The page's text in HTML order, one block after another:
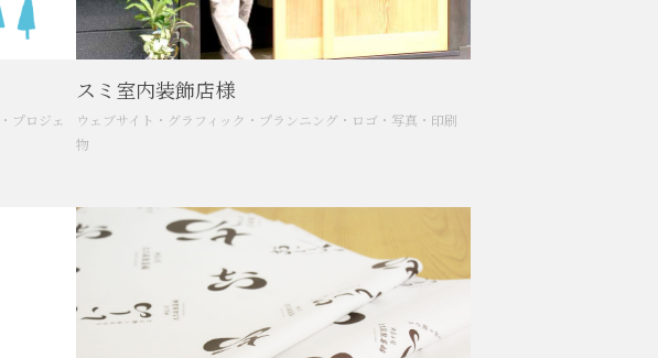
・ プロジェ
スミ室内装飾店様
ウェブサイト ・ グラフィック ・ プランニング ・ ロゴ ・ 写真 ・ 印刷
物